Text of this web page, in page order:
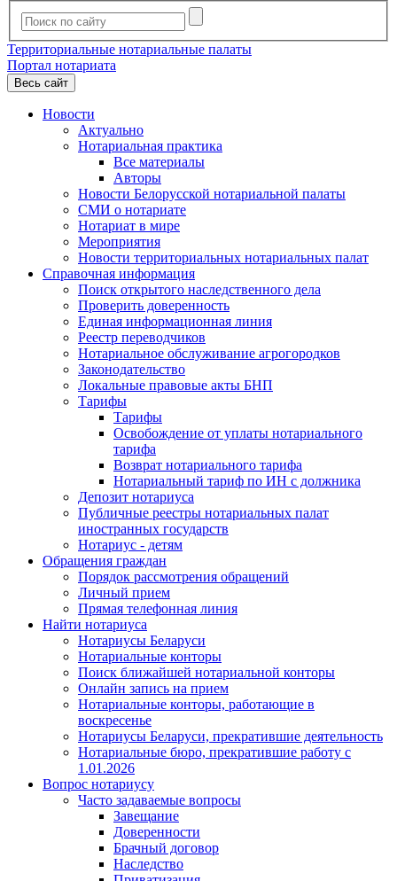
Территориальные нотариальные палаты
Портал нотариата
Весь сайт
Новости
Актуально
Нотариальная практика
Все материалы
Авторы
Новости Белорусской нотариальной палаты
СМИ о нотариате
Нотариат в мире
Мероприятия
Новости территориальных нотариальных палат
Справочная информация
Поиск открытого наследственного дела
Проверить доверенность
Единая информационная линия
Реестр переводчиков
Нотариальное обслуживание агрогородков
Законодательство
Локальные правовые акты БНП
Тарифы
Тарифы
Освобождение от уплаты нотариального
тарифа
Возврат нотариального тарифа
Нотариальный тариф по ИН с должника
Депозит нотариуса
Публичные реестры нотариальных палат
иностранных государств
Нотариус - детям
Обращения граждан
Порядок рассмотрения обращений
Личный прием
Прямая телефонная линия
Найти нотариуса
Нотариусы Беларуси
Нотариальные конторы
Поиск ближайшей нотариальной конторы
Онлайн запись на прием
Нотариальные конторы, работающие в
воскресенье
Нотариусы Беларуси, прекратившие деятельность
Нотариальные бюро, прекратившие работу с
1.01.2026
Вопрос нотариусу
Часто задаваемые вопросы
Завещание
Доверенности
Брачный договор
Наследство